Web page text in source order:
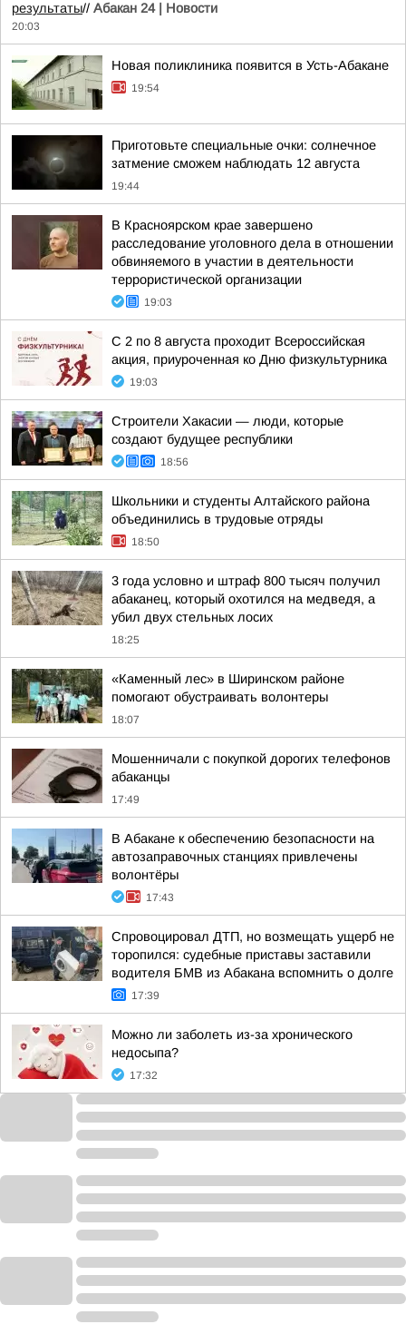
результаты// Абакан 24 | Новости
20:03
Новая поликлиника появится в Усть-Абакане
19:54
Приготовьте специальные очки: солнечное
затмение сможем наблюдать 12 августа
19:44
В Красноярском крае завершено
расследование уголовного дела в отношении
обвиняемого в участии в деятельности
террористической организации
19:03
С 2 по 8 августа проходит Всероссийская
акция, приуроченная ко Дню физкультурника
19:03
Строители Хакасии — люди, которые
создают будущее республики
18:56
Школьники и студенты Алтайского района
объединились в трудовые отряды
18:50
3 года условно и штраф 800 тысяч получил
абаканец, который охотился на медведя, а
убил двух стельных лосих
18:25
«Каменный лес» в Ширинском районе
помогают обустраивать волонтеры
18:07
Мошенничали с покупкой дорогих телефонов
абаканцы
17:49
В Абакане к обеспечению безопасности на
автозаправочных станциях привлечены
волонтёры
17:43
Спровоцировал ДТП, но возмещать ущерб не
торопился: судебные приставы заставили
водителя БМВ из Абакана вспомнить о долге
17:39
Можно ли заболеть из-за хронического
недосыпа?
17:32